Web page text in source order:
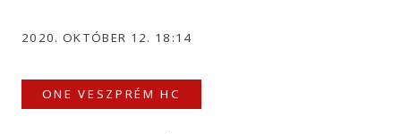
2020. OKTÓBER 12. 18:14
ONE VESZPRÉM HC